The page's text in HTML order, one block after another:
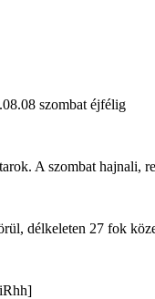
szombat éjfélig
A szombat hajnali,
délkeleten 27 fok